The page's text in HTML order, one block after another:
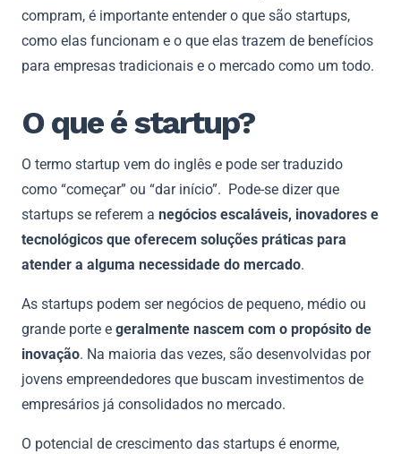
compram, é importante entender o que são startups,
como elas funcionam e o que elas trazem de benefícios
para empresas tradicionais e o mercado como um todo.
O que é startup?
O termo startup vem do inglês e pode ser traduzido
como “começar” ou “dar início”. Pode-se dizer que
startups se referem a negócios escaláveis, inovadores e
tecnológicos que oferecem soluções práticas para
atender a alguma necessidade do mercado.
As startups podem ser negócios de pequeno, médio ou
grande porte e geralmente nascem com o propósito de
inovação. Na maioria das vezes, são desenvolvidas por
jovens empreendedores que buscam investimentos de
empresários já consolidados no mercado.
O potencial de crescimento das startups é enorme,